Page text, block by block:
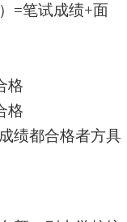
=笔试成绩+面
格
格
绩都合格者方具